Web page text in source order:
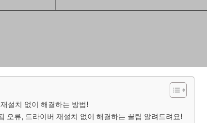
설치 없이 해결하는 방법!
오류, 드라이버 재설치 없이 해결하는 꿀팁 알려드려요!